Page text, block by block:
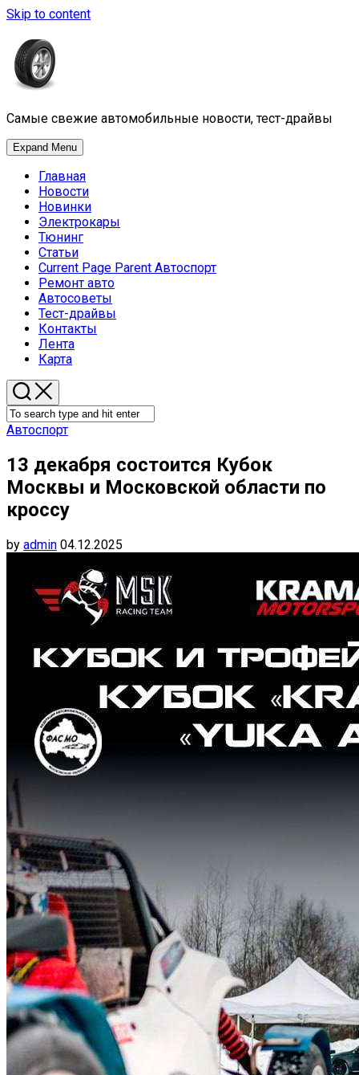
Skip to content
Самые свежие автомобильные новости, тест-драйвы
Expand Menu
Главная
Новости
Новинки
Электрокары
Тюнинг
Статьи
Current Page Parent Автоспорт
Ремонт авто
Автосоветы
Тест-драйвы
Контакты
Лента
Карта
Автоспорт
13 декабря состоится Кубок
Москвы и Московской области по
кроссу
by admin 04.12.2025